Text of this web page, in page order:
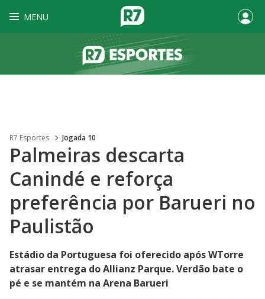
MENU
R7 Esportes Jogada 10
Palmeiras descarta
Canindé e reforça
preferência por Barueri no
Paulistão
Estádio da Portuguesa foi oferecido após WTorre
atrasar entrega do Allianz Parque. Verdão bate o
pé e se mantém na Arena Barueri